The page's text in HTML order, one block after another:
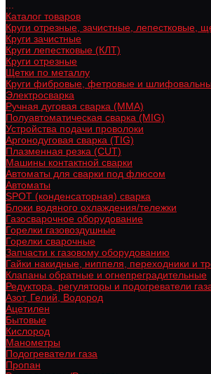
Каталог товаров
Круги отрезные, зачистные, лепестковые,
Круги зачистные
Круги лепестковые (КЛТ)
Круги отрезные
Щетки по металлу
Круги фибровые, фетровые и
Электросварка
Ручная дуговая сварка (MMA)
Полуавтоматическая сварка (MIG)
Устройства подачи проволоки
Аргонодуговая сварка (TIG)
Плазменная резка (CUT)
Машины контактной сварки
Автоматы для сварки под флюсом
Автоматы
SPOT (конденсаторная) сварка
Блоки водяного охлаждения/тележки
Газосварочное оборудование
Горелки газовоздушные
Горелки сварочные
Запчасти к газовому оборудованию
Гайки накидные, ниппеля, переходники и
Клапаны обратные и огнепреградительные
Редуктора, регуляторы и подогреватели
Азот, Гелий, Водород
Ацетилен
Бытовые
Кислород
Манометры
Подогреватели газа
Пропан